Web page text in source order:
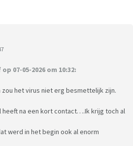
07-05-2026 om 10:32:
het virus niet erg besmettelijk zijn.
na een kort contact….Ik krijg toch al
werd in het begin ook al enorm